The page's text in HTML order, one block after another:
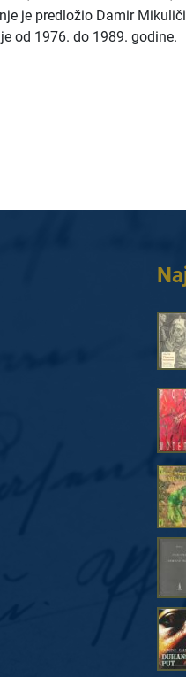
je predložio Damir
od 1976. do 1989. godine.